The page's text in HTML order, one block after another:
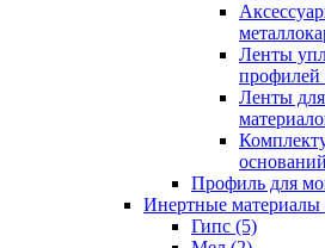
Ленты
профилей
Ленты
Профиль для
Инертные материалы
Гипс (5)